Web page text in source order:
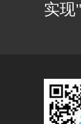
实现